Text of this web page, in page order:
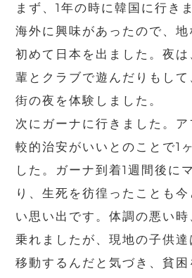
まず、1年の時に韓国に行き
海外に興味があったので、
初めて日本を出ました。夜
輩とクラブで遊んだりもし
街の夜を体験しました。
次にガーナに行きました。
較的治安がいいとのことで1
した。ガーナ到着1週間後に
り、生死を彷徨ったことも
い思い出です。体調の悪い
乗れましたが、現地の子供
移動するんだと気づき、貧困